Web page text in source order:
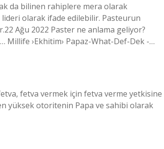
da bilinen rahiplere mera olarak
lideri olarak ifade edilebilir. Pasteurun
Ağu 2022 Paster ne anlama geliyor?
Millife ›Ekhitim› Papaz-What-Def-Dek -…
fetva vermek için fetva verme yetkisine
yüksek otoritenin Papa ve sahibi olarak